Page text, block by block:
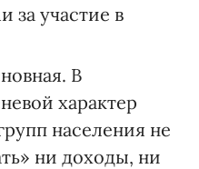
за участие в
В
характер
населения не
ни доходы, ни